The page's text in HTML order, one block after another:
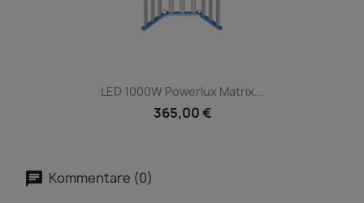
LED 1000W Powerlux Matrix...
365,00 €
Kommentare (0)